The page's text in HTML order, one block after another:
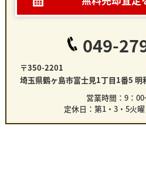
049-
〒350-2201
埼玉県鶴ヶ島市富士見1丁目1番5 明
営業時間：9：
定休日：第1・3・5火